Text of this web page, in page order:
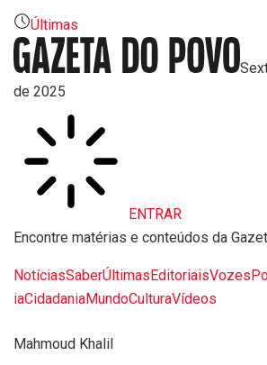
Últimas
de 2025
ENTRAR
Encontre matérias e conteúdos da
NotíciasSaberÚltimasEditoriaisVozes
iaCidadaniaMundoCulturaVídeos
Mahmoud Khalil